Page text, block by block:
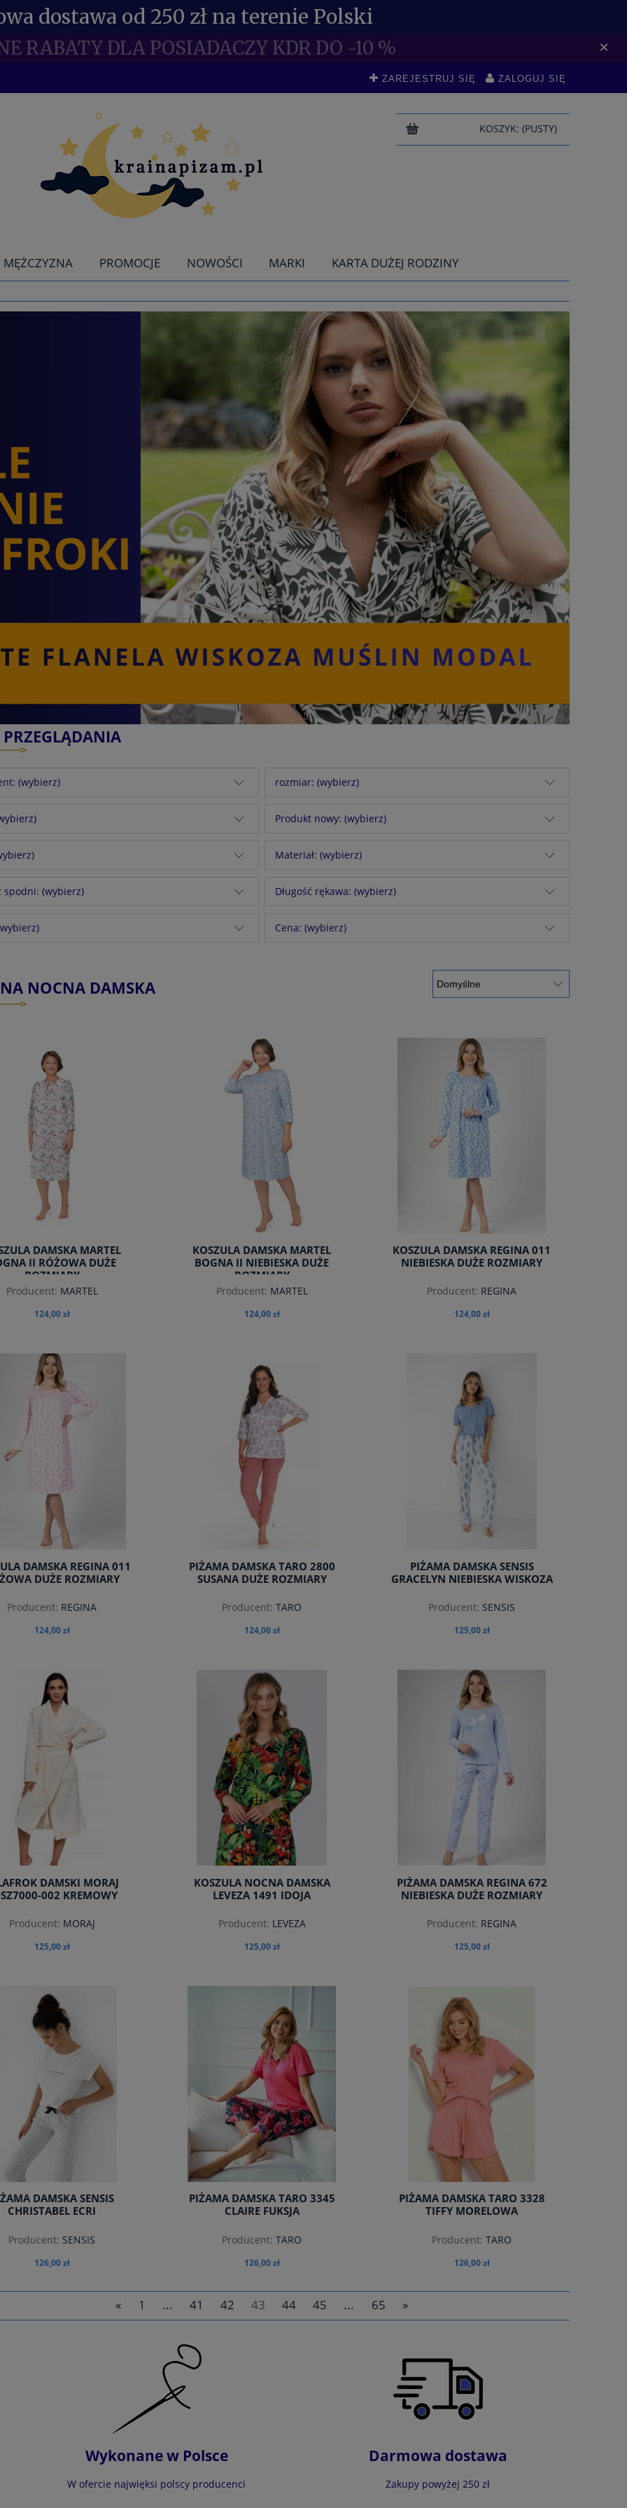
dostawa od 250 zł na terenie Polski
RABATY DLA POSIADACZY KDR DO -10 % ×
ZAREJESTRUJ SIĘ ZALOGUJ SIĘ
KOSZYK: (PUSTY)
MĘŻCZYZNA PROMOCJE NOWOŚCI MARKI KARTA DUŻEJ RODZINY
PRZEGLĄDANIA
(wybierz) rozmiar: (wybierz)
Produkt nowy: (wybierz)
Materiał: (wybierz)
spodni: (wybierz) Długość rękawa: (wybierz)
Cena: (wybierz)
NOCNA DAMSKA
DAMSKA MARTEL
II RÓŻOWA DUŻE
ROZMIARY
Producent: MARTEL
124,00 zł
do koszyka
KOSZULA DAMSKA MARTEL
BOGNA II NIEBIESKA DUŻE
ROZMIARY
Producent: MARTEL
124,00 zł
do koszyka
KOSZULA DAMSKA REGINA 011
NIEBIESKA DUŻE ROZMIARY
Producent: REGINA
124,00 zł
do koszyka
DAMSKA REGINA 011
DUŻE ROZMIARY
Producent: REGINA
124,00 zł
do koszyka
PIŻAMA DAMSKA TARO 2800
SUSANA DUŻE ROZMIARY
Producent: TARO
124,00 zł
do koszyka
PIŻAMA DAMSKA SENSIS
GRACELYN NIEBIESKA WISKOZA
Producent: SENSIS
125,00 zł
do koszyka
DAMSKI MORAJ
002 KREMOWY
Producent: MORAJ
125,00 zł
do koszyka
KOSZULA NOCNA DAMSKA
LEVEZA 1491 IDOJA
Producent: LEVEZA
125,00 zł
do koszyka
PIŻAMA DAMSKA REGINA 672
NIEBIESKA DUŻE ROZMIARY
Producent: REGINA
125,00 zł
do koszyka
DAMSKA SENSIS
CHRISTABEL ECRI
Producent: SENSIS
126,00 zł
PIŻAMA DAMSKA TARO 3345
CLAIRE FUKSJA
Producent: TARO
126,00 zł
PIŻAMA DAMSKA TARO 3328
TIFFY MORELOWA
Producent: TARO
126,00 zł
« 1 ... 41 42 43 44 45 ... 65 »
Wykonane w Polsce
W ofercie najwięksi polscy producenci
Darmowa dostawa
Zakupy powyżej 250 zł